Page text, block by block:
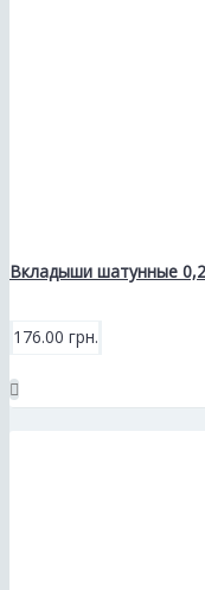
Вкладыши шатунные
176.00 грн.